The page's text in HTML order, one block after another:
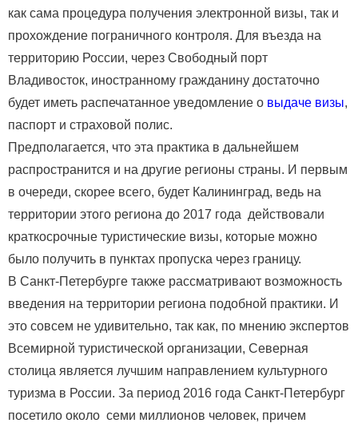
как сама процедура получения электронной визы, так и
прохождение пограничного контроля. Для въезда на
территорию России, через Свободный порт
Владивосток, иностранному гражданину достаточно
будет иметь распечатанное уведомление о выдаче визы,
паспорт и страховой полис.
Предполагается, что эта практика в дальнейшем
распространится и на другие регионы страны. И первым
в очереди, скорее всего, будет Калининград, ведь на
территории этого региона до 2017 года действовали
краткосрочные туристические визы, которые можно
было получить в пунктах пропуска через границу.
В Санкт-Петербурге также рассматривают возможность
введения на территории региона подобной практики. И
это совсем не удивительно, так как, по мнению экспертов
Всемирной туристической организации, Северная
столица является лучшим направлением культурного
туризма в России. За период 2016 года Санкт-Петербург
посетило около семи миллионов человек, причем